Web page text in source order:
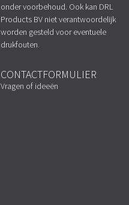
onder voorbehoud. Ook kan DRL
Products BV niet verantwoordelijk
worden gesteld voor eventuele
drukfouten.
CONTACTFORMULIER
Vragen of ideeën